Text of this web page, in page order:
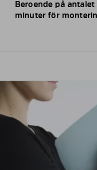
Beroende på
minuter för